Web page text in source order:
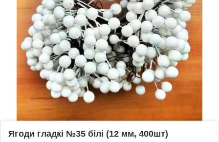
Ягоди гладкі №35 білі (12 мм, 400шт)